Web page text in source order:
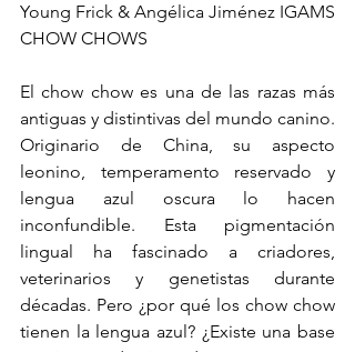
Young Frick & Angélica Jiménez IGAMS
CHOW CHOWS
El chow chow es una de las razas más
antiguas y distintivas del mundo canino.
Originario de China, su aspecto
leonino, temperamento reservado y
lengua azul oscura lo hacen
inconfundible. Esta pigmentación
lingual ha fascinado a criadores,
veterinarios y genetistas durante
décadas. Pero ¿por qué los chow chow
tienen la lengua azul? ¿Existe una base